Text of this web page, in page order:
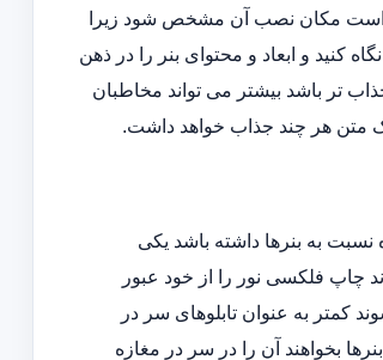
است مکان نصب آن مشخص شود زیرا
و ابعاد و محتوای بنر را در ذهن
تر باشد بیشتر می تواند مخاطبان
متن هر چند جذاب خواهد داشت.
به بنرها داشته باشد یکی
می تواند چاپ فلکسی نور را از خود عبور
کمتر به عنوان تابلوهای سر در
بخواهند آن را در سر در مغازه